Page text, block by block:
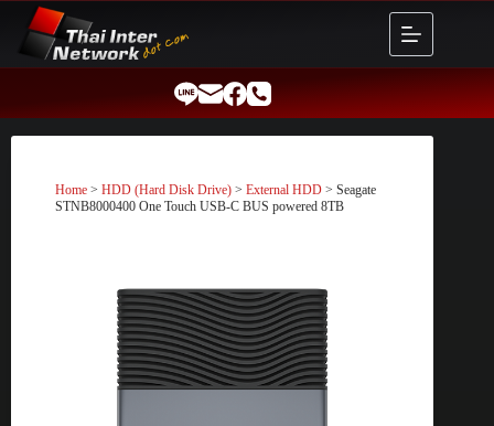
content
Home > HDD (Hard Disk Drive) > External HDD > Seagate
STNB8000400 One Touch USB-C BUS powered 8TB